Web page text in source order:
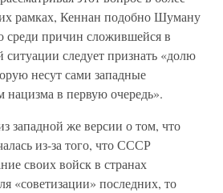
рамках, Кеннан подобно Шуману
среди причин сложившейся в
следует признать «долю
несут сами западные
нацизма в первую очередь».
западной же версии о том, что
из-за того, что СССР
своих войск в странах
«советизации» последних, то